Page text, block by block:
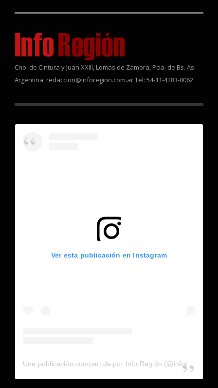
Cno. de Cintura y Juan XXIII, Lomas de Zamora, Pcia. de Bs. As.
Argentina. redaccion@inforegion.com.ar Tel: 54-11-4283-0062
Ver esta publicación en Instagram
Una publicación compartida por Info Región (@inforegion_redes)